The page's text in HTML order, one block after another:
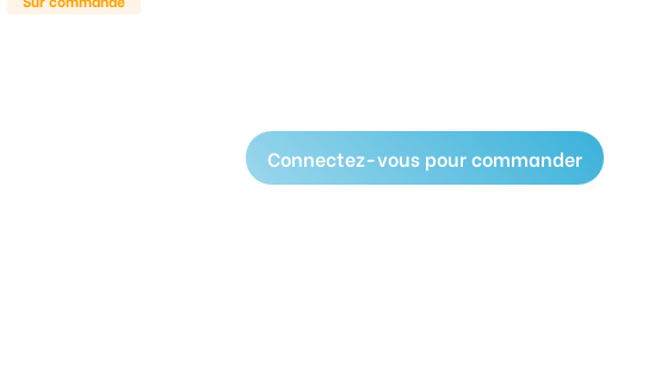
Connectez-vous pour commander